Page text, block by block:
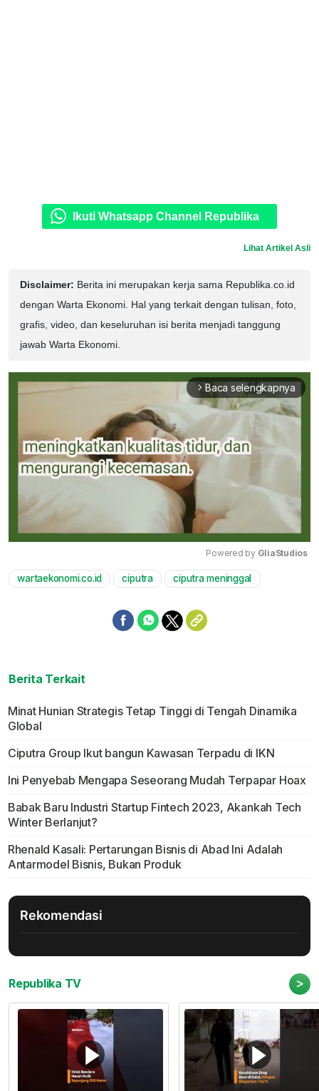
Ikuti Whatsapp Channel Republika
Lihat Artikel Asli
Disclaimer: Berita ini merupakan kerja sama Republika.co.id
dengan Warta Ekonomi. Hal yang terkait dengan tulisan, foto,
grafis, video, dan keseluruhan isi berita menjadi tanggung
jawab Warta Ekonomi.
arrow_forward_ios Baca selengkapnya
Mute
Powered by GliaStudios
wartaekonomi.co.id ciputra ciputra meninggal
Berita Terkait
Minat Hunian Strategis Tetap Tinggi di Tengah Dinamika
Global
Ciputra Group Ikut bangun Kawasan Terpadu di IKN
Ini Penyebab Mengapa Seseorang Mudah Terpapar Hoax
Babak Baru Industri Startup Fintech 2023, Akankah Tech
Winter Berlanjut?
Rhenald Kasali: Pertarungan Bisnis di Abad Ini Adalah
Antarmodel Bisnis, Bukan Produk
Rekomendasi
Republika TV >